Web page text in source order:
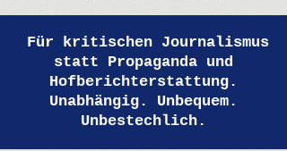
Für kritischen Journalismus
statt Propaganda und
Hofberichterstattung.
Unabhängig. Unbequem.
Unbestechlich.